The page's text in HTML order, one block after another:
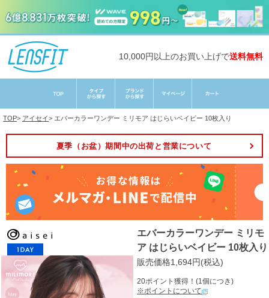
10,000円以上のお買い上げで送料無料
TOP> アイセイ> エバーカラーワンデー ミリモア はじらいベイビー 10枚入り
夏季（お盆）期間中の出荷と営業について
エバーカラーワンデー ミリモ
ア はじらいベイビー 10枚入り
販売価格1,694円(税込)
20ポイント獲得！(1個につき)
※ポイントについて